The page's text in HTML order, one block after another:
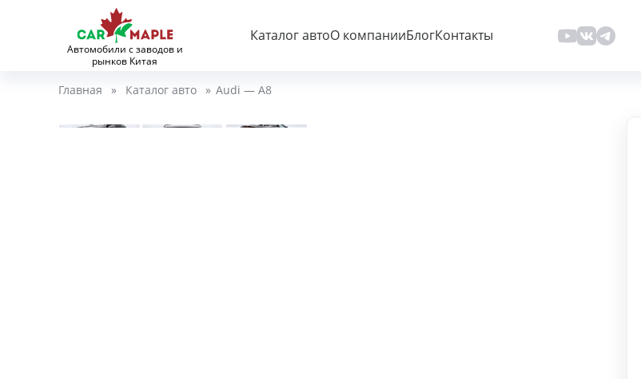
Автомобили с заводов и
рынков Китая
Каталог автоО компанииБлогКонтакты
Главная » Каталог авто » Audi — A8